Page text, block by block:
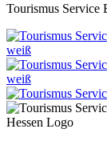
Tourismus Service